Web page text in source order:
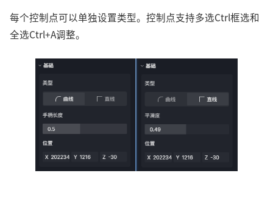
每个控制点可以单独设置类型。控制点支持多选Ctrl框选和
全选Ctrl+A调整。